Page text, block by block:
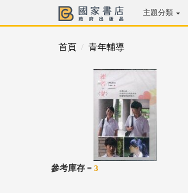
主題分類
首頁 青年輔導
參考庫存 = 3